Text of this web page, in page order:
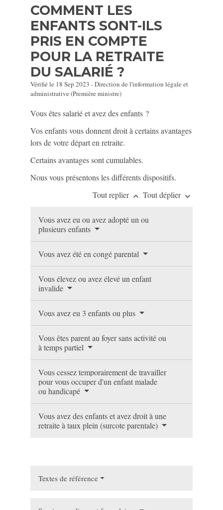
COMMENT LES
ENFANTS SONT-ILS
PRIS EN COMPTE
POUR LA RETRAITE
DU SALARIÉ ?
Vérifié le 18 Sep 2023 - Direction de l'information légale et
administrative (Première ministre)
Vous êtes salarié et avez des enfants ?
Vos enfants vous donnent droit à certains avantages
lors de votre départ en retraite.
Certains avantages sont cumulables.
Nous vous présentons les différents dispositifs.
Tout replier keyboard_arrow_up Tout déplier keyboard_arrow_down
Vous avez eu ou avez adopté un ou
plusieurs enfants
Vous avez été en congé parental
Vous élevez ou avez élevé un enfant
invalide
Vous avez eu 3 enfants ou plus
Vous êtes parent au foyer sans activité ou
à temps partiel
Vous cessez temporairement de travailler
pour vous occuper d'un enfant malade
ou handicapé
Vous avez des enfants et avez droit à une
retraite à taux plein (surcote parentale)
Textes de référence